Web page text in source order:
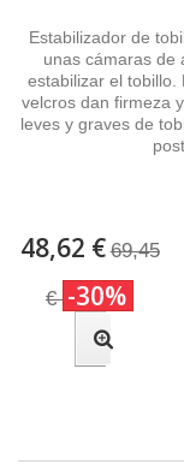
Estabilizador de
unas cámaras de
estabilizar el tobillo.
velcros dan firmeza
leves y graves de
48,62 € 69,45
€ -30%